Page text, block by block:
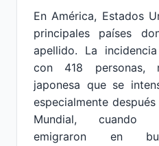
En América, Estados
principales países
apellido. La
con 418 personas,
japonesa que se
especialmente
Mundial, cuando
emigraron en